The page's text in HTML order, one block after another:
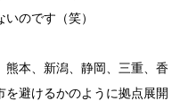
のです（笑）
熊本、新潟、静岡、三重、香
を避けるかのように拠点展開